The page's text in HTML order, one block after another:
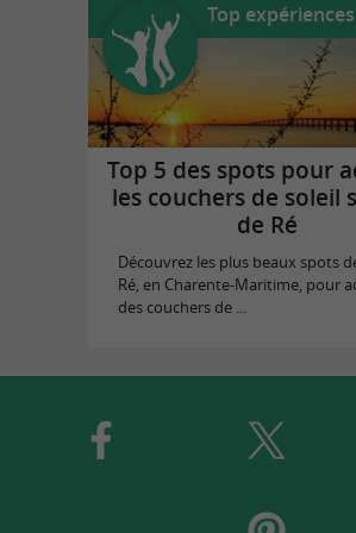
Top expériences
Top 5 des spots pour
les couchers de soleil
de Ré
Découvrez les plus beaux spots
Ré, en Charente-Maritime, pour
des couchers de ...